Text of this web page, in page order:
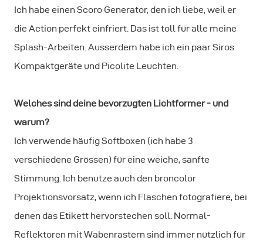
Ich habe einen Scoro Generator, den ich liebe, weil er
die Action perfekt einfriert. Das ist toll für alle meine
Splash-Arbeiten. Ausserdem habe ich ein paar Siros
Kompaktgeräte und Picolite Leuchten.
Welches sind deine bevorzugten Lichtformer - und
warum?
Ich verwende häufig Softboxen (ich habe 3
verschiedene Grössen) für eine weiche, sanfte
Stimmung. Ich benutze auch den broncolor
Projektionsvorsatz, wenn ich Flaschen fotografiere, bei
denen das Etikett hervorstechen soll. Normal-
Reflektoren mit Wabenrastern sind immer nützlich für